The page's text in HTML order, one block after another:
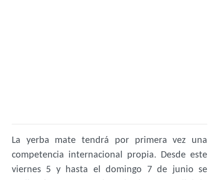
La yerba mate tendrá por primera vez una
competencia internacional propia. Desde este
viernes 5 y hasta el domingo 7 de junio se